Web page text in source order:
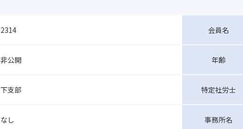
2314 会員名
非公開 年齢
下支部 特定社労士
なし 事務所名